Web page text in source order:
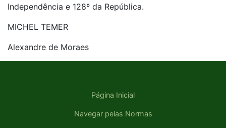
Independência e 128º da República.
MICHEL TEMER
Alexandre de Moraes
Página Inicial
Navegar pelas Normas